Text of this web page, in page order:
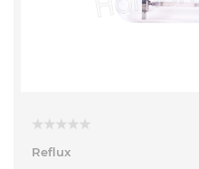
Reflux